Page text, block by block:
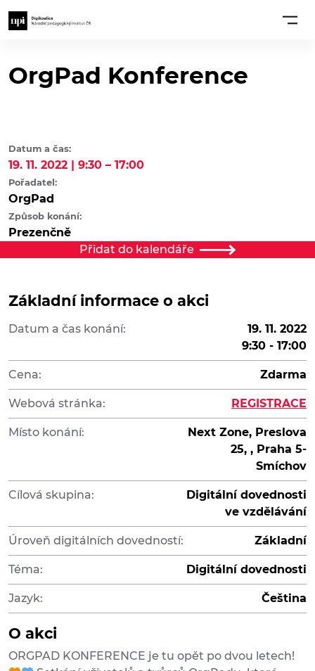
OrgPad Konference
Datum a čas:
19. 11. 2022 | 9:30 – 17:00
Pořadatel:
OrgPad
Způsob konání:
Prezenčně
Přidat do kalendáře
Základní informace o akci
Datum a čas konání:
19. 11. 2022
9:30 - 17:00
Cena: Zdarma
Webová stránka: REGISTRACE
Místo konání:
Next Zone, Preslova
25, , Praha 5-
Smíchov
Cílová skupina:
Digitální dovednosti
ve vzdělávání
Úroveň digitálních dovedností: Základní
Téma: Digitální dovednosti
Jazyk: Čeština
O akci
ORGPAD KONFERENCE je tu opět po dvou letech!